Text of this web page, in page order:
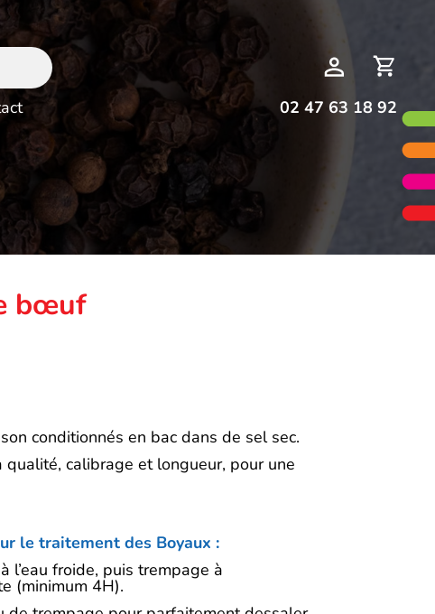
Mon
devis
02 47 63 18 92
bœuf
conditionnés en bac dans de sel sec.
qualité, calibrage et longueur, pour une
le traitement des Boyaux :
l’eau froide, puis trempage à
(minimum 4H).